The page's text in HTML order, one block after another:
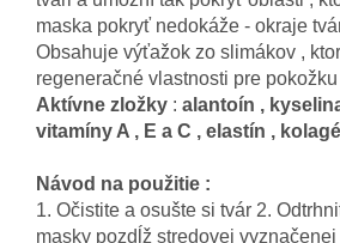
maska pokryť nedokáže - okraje
Obsahuje výťažok zo slimákov ,
regeneračné vlastnosti pre pokožku
Aktívne zložky : alantoín ,
vitamíny A , E a C , elastín ,
Návod na použitie :
1. Očistite a osušte si tvár 2.
masky pozdĺž stredovej